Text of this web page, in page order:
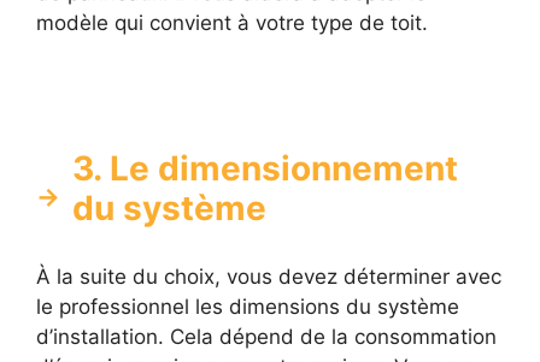
modèle qui convient à votre type de toit.
3. Le dimensionnement
du système
À la suite du choix, vous devez déterminer avec
le professionnel les dimensions du système
d’installation. Cela dépend de la consommation